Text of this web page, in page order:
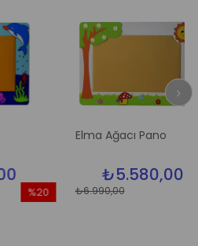
%20
Elma Ağacı Pano
₺5.580,00
₺6.990,00